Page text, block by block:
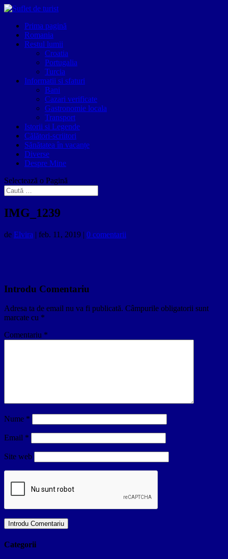
Prima pagină
Romania
Restul lumii
Croatia
Portugalia
Turcia
Informatii si sfaturi
Bani
Cazari verificate
Gastronomie locala
Transport
Istorii si Legende
Călători-scriitori
Sănătatea în vacanțe
Diverse
Despre Mine
Selectează o Pagină
IMG_1239
de Elvira | feb. 11, 2019 | 0 comentarii
Introdu Comentariu
Adresa ta de email nu va fi publicată. Câmpurile obligatorii sunt
marcate cu *
Comentariu *
Nume *
Email *
Site web
Categorii